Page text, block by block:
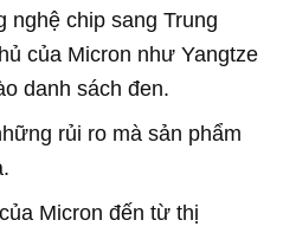
nghệ chip sang Trung
của Micron như Yangtze
danh sách đen.
rủi ro mà sản phẩm
Micron đến từ thị